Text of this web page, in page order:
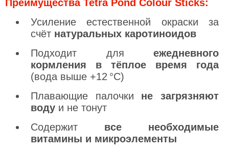
Преимущества Tetra Pond Colour Sticks:
Усиление естественной окраски за
счёт натуральных каротиноидов
Подходит для ежедневного
кормления в тёплое время года
(вода выше +12 °C)
Плавающие палочки не загрязняют
воду и не тонут
Содержит все необходимые
витамины и микроэлементы